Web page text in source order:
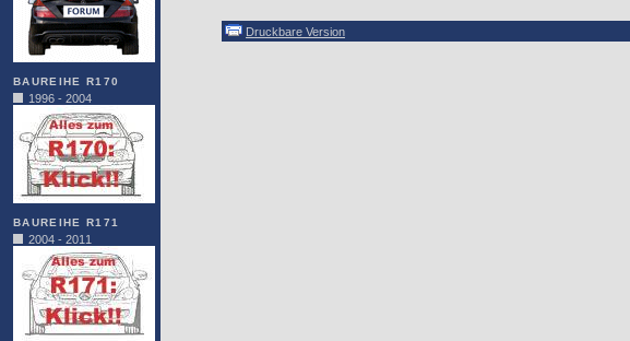
BAUREIHE R170
1996 - 2004
BAUREIHE R171
2004 - 2011
Druckbare Version